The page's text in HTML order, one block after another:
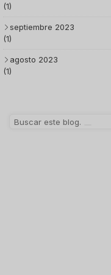
(1)
septiembre 2023
(1)
agosto 2023
(1)